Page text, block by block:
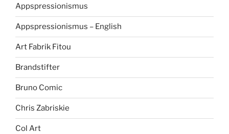
Appspressionismus
Appspressionismus – English
Art Fabrik Fitou
Brandstifter
Bruno Comic
Chris Zabriskie
Col Art